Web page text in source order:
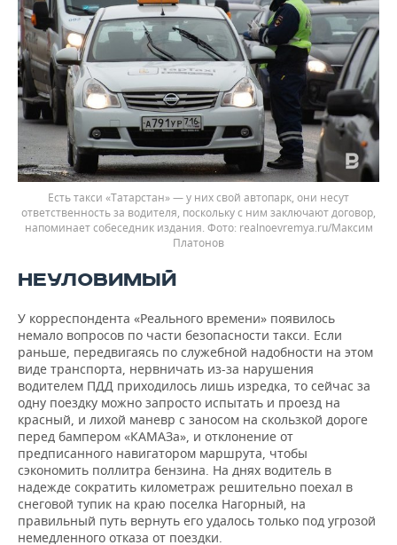
Есть такси «Татарстан» — у них свой автопарк, они несут
ответственность за водителя, поскольку с ним заключают договор,
напоминает собеседник издания.
realnoevremya.ru/Максим
Платонов
НЕУЛОВИМЫЙ
У корреспондента «Реального времени» появилось
немало вопросов по части безопасности такси. Если
раньше, передвигаясь по служебной надобности на этом
виде транспорта, нервничать из-за нарушения
водителем ПДД приходилось лишь изредка, то сейчас за
одну поездку можно запросто испытать и проезд на
красный, и лихой маневр с заносом на скользкой дороге
перед бампером «КАМАЗа», и отклонение от
предписанного навигатором маршрута, чтобы
сэкономить поллитра бензина. На днях водитель в
надежде сократить километраж решительно поехал в
снеговой тупик на краю поселка Нагорный, на
правильный путь вернуть его удалось только под угрозой
немедленного отказа от поездки.